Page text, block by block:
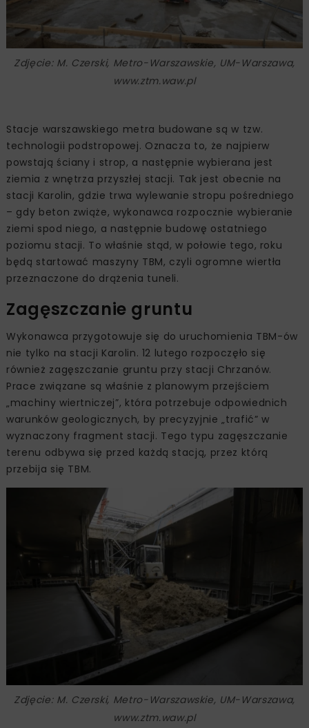
Zdjęcie: M. Czerski, Metro-Warszawskie, UM-Warszawa,
www.ztm.waw.pl
Stacje warszawskiego metra budowane są w tzw.
technologii podstropowej. Oznacza to, że najpierw
powstają ściany i strop, a następnie wybierana jest
ziemia z wnętrza przyszłej stacji. Tak jest obecnie na
stacji Karolin, gdzie trwa wylewanie stropu pośredniego
– gdy beton zwiąże, wykonawca rozpocznie wybieranie
ziemi spod niego, a następnie budowę ostatniego
poziomu stacji. To właśnie stąd, w połowie tego, roku
będą startować maszyny TBM, czyli ogromne wiertła
przeznaczone do drążenia tuneli.
Zagęszczanie gruntu
Wykonawca przygotowuje się do uruchomienia TBM-ów
nie tylko na stacji Karolin. 12 lutego rozpoczęło się
również zagęszczanie gruntu przy stacji Chrzanów.
Prace związane są właśnie z planowym przejściem
„machiny wiertniczej”, która potrzebuje odpowiednich
warunków geologicznych, by precyzyjnie „trafić” w
wyznaczony fragment stacji. Tego typu zagęszczanie
terenu odbywa się przed każdą stacją, przez którą
przebija się TBM.
Zdjęcie: M. Czerski, Metro-Warszawskie, UM-Warszawa,
www.ztm.waw.pl